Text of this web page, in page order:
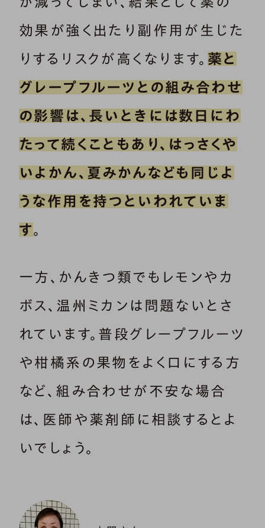
効果が強く出たり副作用が生じた
りするリスクが高くなります。 薬と
グレープフルーツとの組み合わせ
の影響は、長いときには数日にわ
たって続くこともあり、はっさくや
いよかん、夏みかんなども同じよ
うな作用を持つといわれていま
す。
一方、かんきつ類でもレモンやカ
ボス、温州ミカンは問題ないとさ
れています。普段グレープフルーツ
や柑橘系の果物をよく口にする方
など、組み合わせが不安な場合
は、医師や薬剤師に相談するとよ
いでしょう。